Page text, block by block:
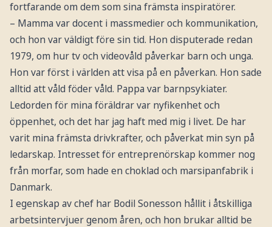
fortfarande om dem som sina främsta inspiratörer.
– Mamma var docent i massmedier och kommunikation,
och hon var väldigt före sin tid. Hon disputerade redan
1979, om hur tv och videovåld påverkar barn och unga.
Hon var först i världen att visa på en påverkan. Hon sade
alltid att våld föder våld. Pappa var barnpsykiater.
Ledorden för mina föräldrar var nyfikenhet och
öppenhet, och det har jag haft med mig i livet. De har
varit mina främsta drivkrafter, och påverkat min syn på
ledarskap. Intresset för entreprenörskap kommer nog
från morfar, som hade en choklad och marsipanfabrik i
Danmark.
I egenskap av chef har Bodil Sonesson hållit i åtskilliga
arbetsintervjuer genom åren, och hon brukar alltid be